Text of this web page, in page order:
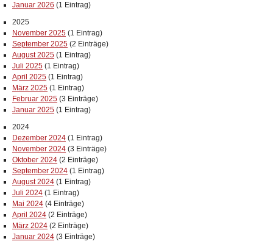
Januar 2026 (1 Eintrag)
2025
November 2025 (1 Eintrag)
September 2025 (2 Einträge)
August 2025 (1 Eintrag)
Juli 2025 (1 Eintrag)
April 2025 (1 Eintrag)
März 2025 (1 Eintrag)
Februar 2025 (3 Einträge)
Januar 2025 (1 Eintrag)
2024
Dezember 2024 (1 Eintrag)
November 2024 (3 Einträge)
Oktober 2024 (2 Einträge)
September 2024 (1 Eintrag)
August 2024 (1 Eintrag)
Juli 2024 (1 Eintrag)
Mai 2024 (4 Einträge)
April 2024 (2 Einträge)
März 2024 (2 Einträge)
Januar 2024 (3 Einträge)